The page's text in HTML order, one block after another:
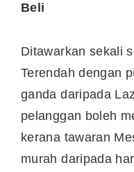
Beli
Ditawarkan sekali
Terendah dengan
ganda daripada
pelanggan boleh
kerana tawaran
murah daripada